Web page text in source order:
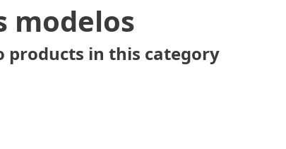
modelos
products in this category